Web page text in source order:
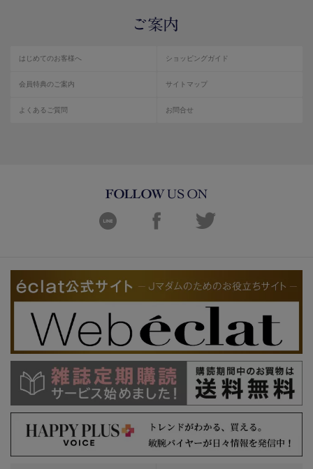
はじめてのお客様へ ショッピングガイド
会員特典のご案内 サイトマップ
よくあるご質問 お問合せ